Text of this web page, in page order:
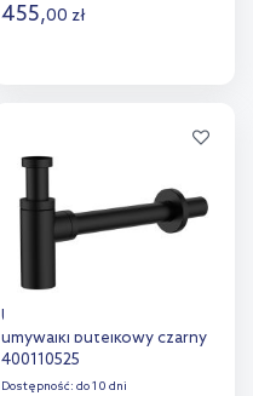
455,00 zł
Uptrend Tiana syfon do
umywalki butelkowy czarny
400110525
Dostępność: do 10 dni